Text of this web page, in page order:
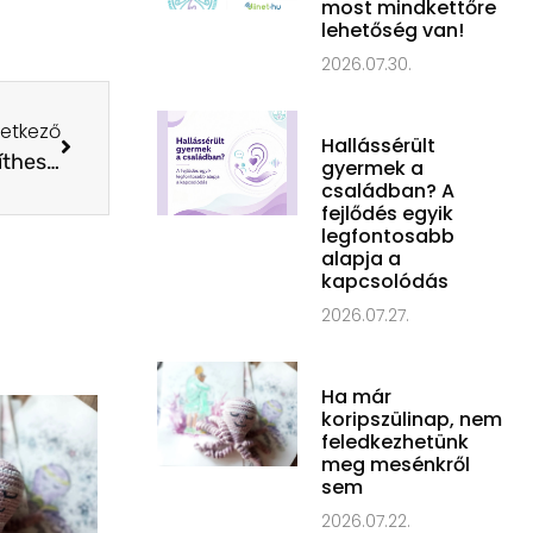
1% – ne hagyd elveszni a lehetőséget, hogy segíthess…
most mindkettőre
lehetőség van!
2026.07.30.
Hallássérült
gyermek a
családban? A
fejlődés egyik
legfontosabb
alapja a
kapcsolódás
2026.07.27.
Ha már
koripszülinap, nem
feledkezhetünk
meg mesénkről
sem
2026.07.22.